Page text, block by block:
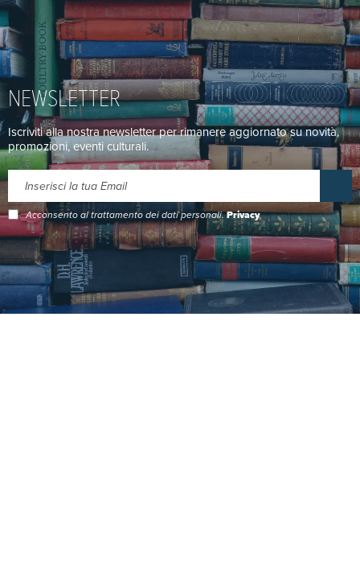
NEWSLETTER
Iscriviti alla nostra newsletter per rimanere aggiornato su novità,
promozioni, eventi culturali.
Acconsento al trattamento dei dati personali.Privacy